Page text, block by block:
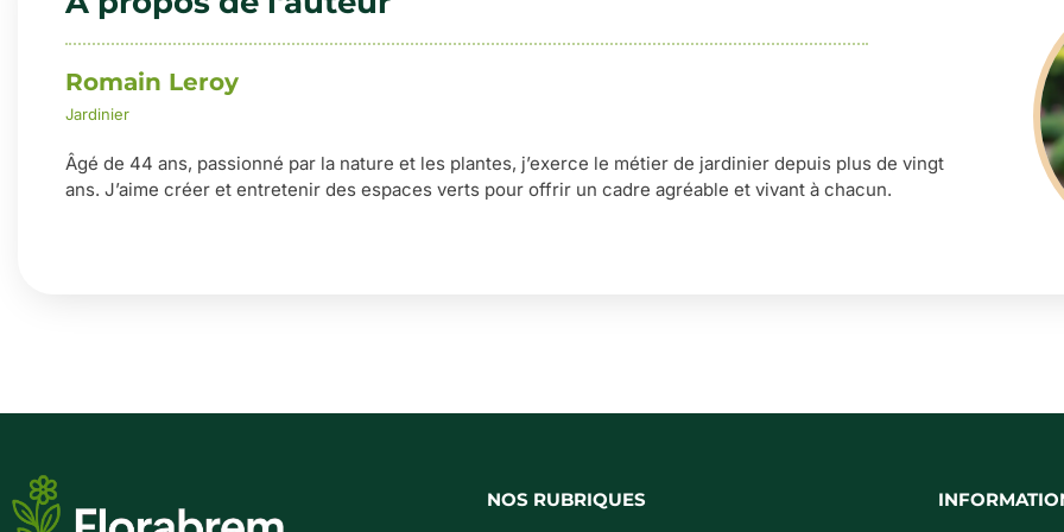
Romain Leroy
Jardinier
Âgé de 44 ans, passionné par la nature et les plantes, j’exerce le métier de jardinier depuis plus de vingt
ans. J’aime créer et entretenir des espaces verts pour offrir un cadre agréable et vivant à chacun.
NOS RUBRIQUES